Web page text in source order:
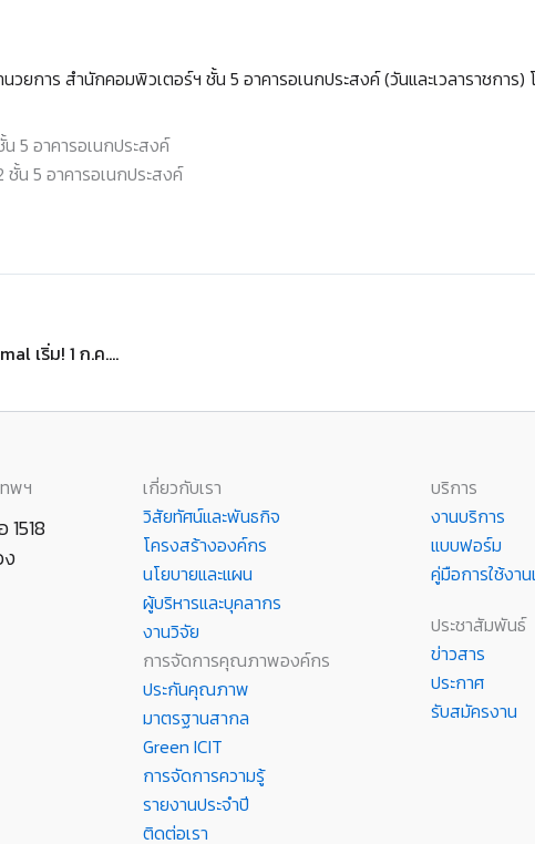
ยการ สำนักคอมพิวเตอร์ฯ ชั้น 5 อาคารอเนกประสงค์ (วันและเวลาราชการ
5 อาคารอเนกประสงค์
น 5 อาคารอเนกประสงค์
ใช้บริการสำนักคอมพิวเตอร์ฯ อย่างปลอดภัย สไตล์ New Normal เริ่ม! 1 ก.ค. 63
พฯ
ง
เกี่ยวกับเรา
วิสัยทัศน์และพันธกิจ
โครงสร้างองค์กร
นโยบายและแผน
ผู้บริหารและบุคลากร
งานวิจัย
การจัดการคุณภาพองค์กร
ประกันคุณภาพ
มาตรฐานสากล
Green ICIT
การจัดการความรู้
รายงานประจำปี
ติดต่อเรา
บริการ
งานบริการ
แบบฟอร์ม
คู่มือการใช้งา
ประชาสัมพันธ์
ข่าวสาร
ประกาศ
รับสมัครงาน